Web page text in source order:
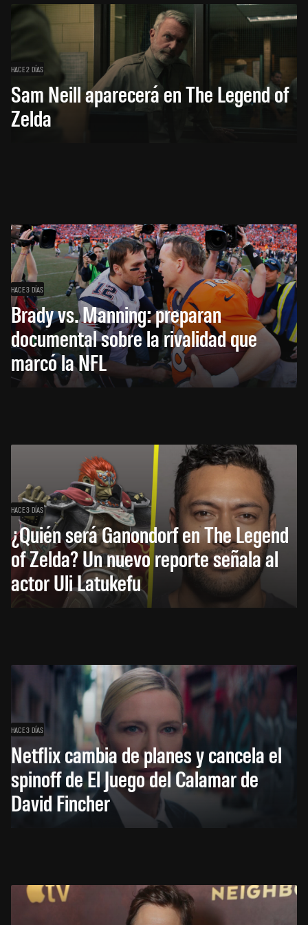
HACE 2 DÍAS
Sam Neill aparecerá en The Legend of
Zelda
HACE 3 DÍAS
Brady vs. Manning: preparan
documental sobre la rivalidad que
marcó la NFL
HACE 3 DÍAS
¿Quién será Ganondorf en The Legend
of Zelda? Un nuevo reporte señala al
actor Uli Latukefu
HACE 3 DÍAS
Netflix cambia de planes y cancela el
spinoff de El Juego del Calamar de
David Fincher